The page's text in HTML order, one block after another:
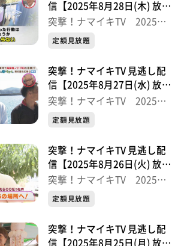
信【2025年8月28日(木) 放送
分】
突撃！ナマイキTV 2025後
半
定額見放題
突撃！ナマイキTV 見逃し配
信【2025年8月27日(水) 放送
分】
突撃！ナマイキTV 2025後
半
定額見放題
突撃！ナマイキTV 見逃し配
信【2025年8月26日(火) 放送
分】
突撃！ナマイキTV 2025後
半
定額見放題
突撃！ナマイキTV 見逃し配
信【2025年8月25日(月) 放送